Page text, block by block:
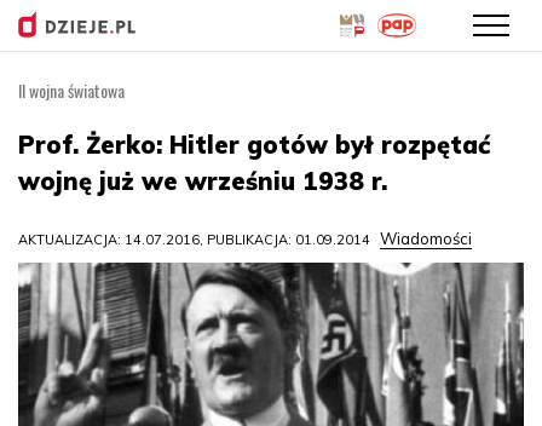
treści
II wojna światowa
Prof. Żerko: Hitler gotów był rozpętać
wojnę już we wrześniu 1938 r.
AKTUALIZACJA: 14.07.2016, PUBLIKACJA: 01.09.2014 Wiadomości